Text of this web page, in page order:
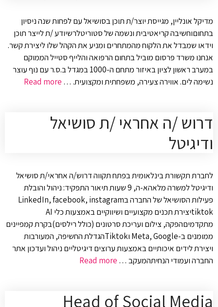
מדיקל אונליין, מגייסת יוצר/ת תוכן בסושיאל עם לפחות שנה ניסיון
בתחוםוחשיבה קריאטיבית ונשמה של סטוריטלרשיודע /ת לייצר תוכן
וידאו שמבדל את הלקוח מהמתחרים ומניע את הקהל שלו ליצירת קשר.
אנחנו משרד פרסום מוביל בתחום הרפואה והלייף סטייל הממוקם
במערב ראשון לציון באיזור מתחם ה-1000 במגדל ב.ס.ר עם נוף עוצר
נשימה לים. אווירה צעירה, משפחתית ומקצועית. … Read more
דרוש /ה אחראי /ת סושיאל
ודיגיטל
לחברת תקשורת בינלאומית בפתח תקווה דרוש/ה אחראי/ת סושיאל
ודיגיטל למשרה מלאהא-ה, 9 שעות תיאור התפקיד: ניהול והובלת
פעילות הסושיאל של החברה בLinkedIn, facebook, instagram
tiktokיצירת תכנים מקצועיים ושיווקיים באמצעות כלי AI
מתקדמיםהפקה, צילום ועריכת סרטונים (כולל רילסים)בקרת קמפיינים
ממומנים ב-Meta, Google וTiktokהגדלת החשיפה, המעורבות
ויצירת לידים איכותיים באמצעות ערוצים דיגיטליים ניהול ועדכון אתר
החברה ועמודי הנחיתהמעקב … Read more
Head of Social Media